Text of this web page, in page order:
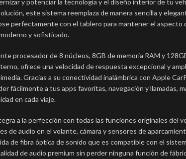
y potenciar la tecnología y el diseño interior de tu
este sistema reemplaza de manera sencilla y
perfectamente con el tablero para mantener el aspecto
y sofisticado.
procesador de 8 núcleos, 8GB de memoria RAM y
ofrece una velocidad de respuesta excepcional y
Gracias a su conectividad inalámbrica con Apple
fácilmente a tus apps favoritas, navegación y llamadas,
en cada viaje.
a la perfección con todas las funciones originales del
de audio en el volante, cámara y sensores de
de fibra óptica de sonido que es compatible con el
de audio premium sin perder ninguna función de